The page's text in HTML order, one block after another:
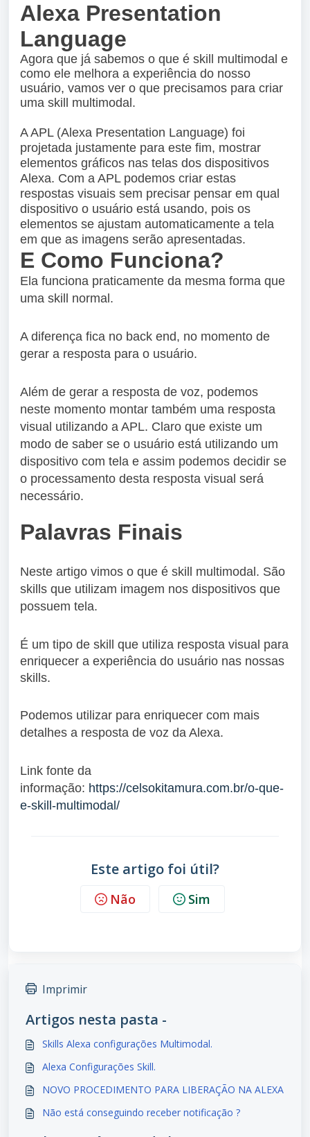
Alexa Presentation
Language
Agora que já sabemos o que é skill multimodal e
como ele melhora a experiência do nosso
usuário, vamos ver o que precisamos para criar
uma skill multimodal.
A APL (Alexa Presentation Language) foi
projetada justamente para este fim, mostrar
elementos gráficos nas telas dos dispositivos
Alexa. Com a APL podemos criar estas
respostas visuais sem precisar pensar em qual
dispositivo o usuário está usando, pois os
elementos se ajustam automaticamente a tela
em que as imagens serão apresentadas.
E Como Funciona?
Ela funciona praticamente da mesma forma que
uma skill normal.
A diferença fica no back end, no momento de
gerar a resposta para o usuário.
Além de gerar a resposta de voz, podemos
neste momento montar também uma resposta
visual utilizando a APL. Claro que existe um
modo de saber se o usuário está utilizando um
dispositivo com tela e assim podemos decidir se
o processamento desta resposta visual será
necessário.
Palavras Finais
Neste artigo vimos o que é skill multimodal. São
skills que utilizam imagem nos dispositivos que
possuem tela.
É um tipo de skill que utiliza resposta visual para
enriquecer a experiência do usuário nas nossas
skills.
Podemos utilizar para enriquecer com mais
detalhes a resposta de voz da Alexa.
Link fonte da
informação: https://celsokitamura.com.br/o-que-
e-skill-multimodal/
Este artigo foi útil?
Não Sim
Imprimir
Artigos nesta pasta -
Skills Alexa configurações Multimodal.
Alexa Configurações Skill.
NOVO PROCEDIMENTO PARA LIBERAÇÃO NA ALEXA
Não está conseguindo receber notificação ?